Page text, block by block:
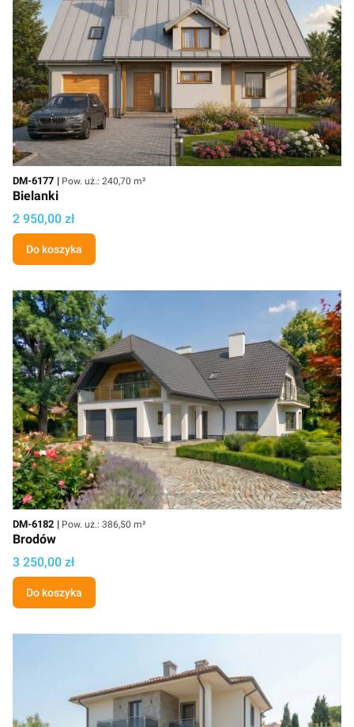
Kod
DM-6177 Powierzchnia użytkowa
Pow. uż.: 240,70 m²
Bielanki
Cena
2 950,00 zł
Do koszyka
Kod
DM-6182 Powierzchnia użytkowa
Pow. uż.: 386,50 m²
Brodów
Cena
3 250,00 zł
Do koszyka